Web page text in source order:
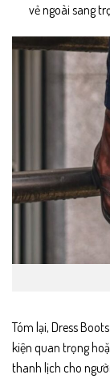
vẻ ngoài sang
Tóm lại, Dress
kiện quan trọng
thanh lịch cho